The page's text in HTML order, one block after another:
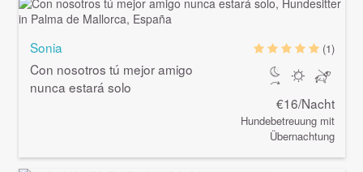
Sonia
Con nosotros tú mejor amigo
nunca estará solo
(1)
€16/Nacht
Hundebetreuung mit
Übernachtung